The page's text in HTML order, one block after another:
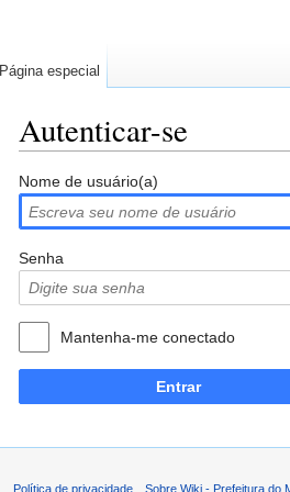
Autenticar-se
Nome de usuário(a)
Senha
Mantenha-me conectado
Entrar
Página especial
Política de privacidade Sobre Wiki - Prefeitura do